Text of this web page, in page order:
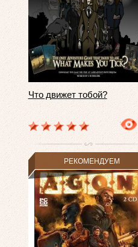
Что движет тобой?
РЕКОМЕНДУЕМ